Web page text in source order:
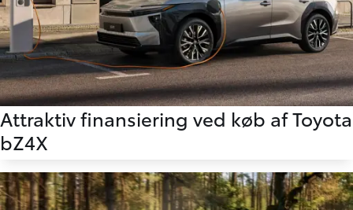
Attraktiv finansiering ved køb af Toyota
bZ4X